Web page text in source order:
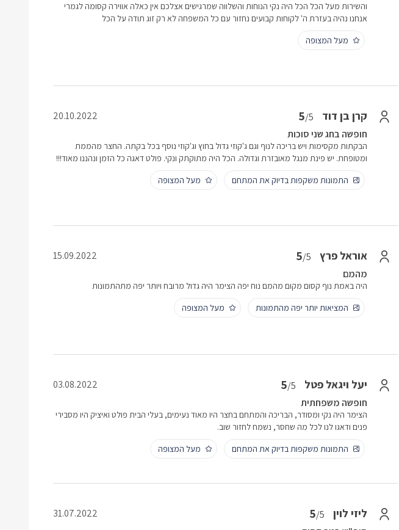
והשירות מעל הכל הכל היה נקי הנוחות והשלווה שמרגישים אצלכם אין כאלה אווירה קסומה לגמרי
אנחנו נהיה בעזרת ה' לקוחות קבועים נחזור עם כל המשפחה לא רק זוג תודה על הכל
מעל המצופה
קרן בן דוד 5/5
20.10.2022
חופשה בחג שני סוכות
הבקתות מקסימות ויש בריכה לנוף וגם ג'קוזי גדול בחוץ וג'קוזי נוסף בכל בקתה. החצר מהממת
ומטופחת. יש פינת מנגל מאובזרת וגדולה. הכל היה מתוקתק ונקי. פולט דאגה כל הזמן ונהננו מאוד!!!
התמונות משקפות בדיוק את המתחם
מעל המצופה
אוראל פרץ 5/5
15.09.2022
מהמם
היה באמת נוף קסום מקום מהמם נוח יפה הצימר היה גדול מרובח ויותר יפה מתהתמונות
המציאות יותר יפה מהתמונות
מעל המצופה
יעל ויגאל פטל 5/5
03.08.2022
חופשה משפחתית
הצימר היה נקי ומסודר, הבריכה והמתחם בחצר היו מאוד נעימים, בעלי הבית פולט ואיציק היו מסבירי
פנים ודאגו לנו לכל מה שחסר, נשמח לחזור שוב.
התמונות משקפות בדיוק את המתחם
מעל המצופה
ליזי לוין 5/5
31.07.2022